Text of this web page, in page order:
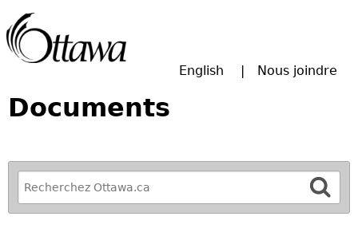
English Nous joindre
Documents
R
e
f